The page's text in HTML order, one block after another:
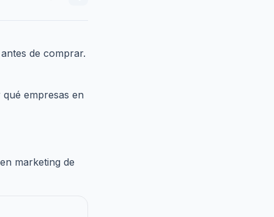
de comprar.
empresas en
marketing de